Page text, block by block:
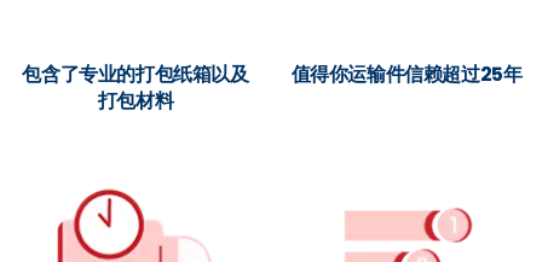
包含了专业的打包纸箱以及
打包材料
值得你运输件信赖超过25年